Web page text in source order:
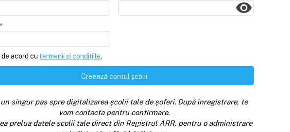
*
acord cu termenii și condițiile.
Creează contul școlii
un singur pas spre digitalizarea școlii tale de șoferi. După înregistrare, te
vom contacta pentru confirmare.
prelua datele școlii tale direct din Registrul ARR, pentru o administrare